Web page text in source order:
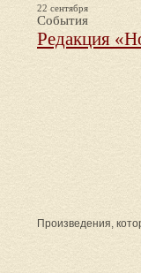
22 сентября
События
Редакция
Произведения,